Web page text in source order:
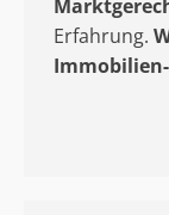
Erfahrung.